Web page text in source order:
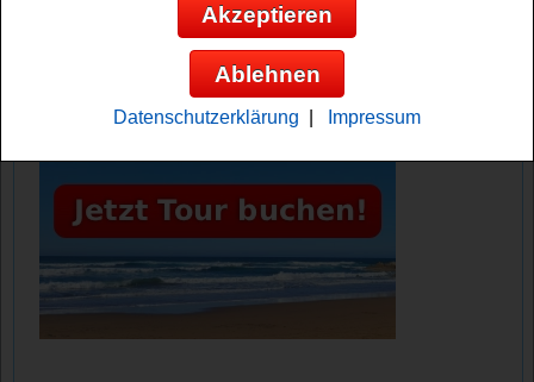
Akzeptieren
Ablehnen
Datenschutzerklärung Impressum